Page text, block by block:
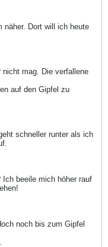
näher. Dort will ich heute
mag. Die verfallene
auf den Gipfel zu
schneller runter als ich
beeile mich höher rauf
noch bis zum Gipfel